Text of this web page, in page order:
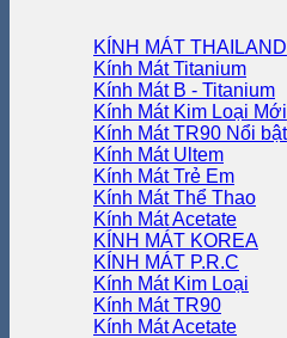
KÍNH MÁT THAILAND
Kính Mát Titanium
Kính Mát B - Titanium
Kính Mát Kim Loại
Kính Mát TR90
Kính Mát Ultem
Kính Mát Trẻ Em
Kính Mát Thể Thao
Kính Mát Acetate
KÍNH MÁT KOREA
KÍNH MÁT P.R.C
Kính Mát Kim Loại
Kính Mát TR90
Kính Mát Acetate